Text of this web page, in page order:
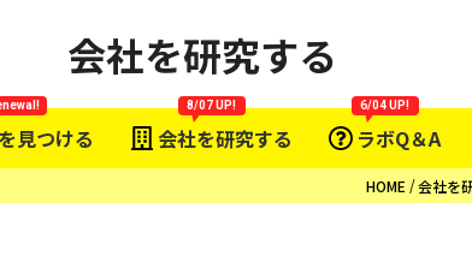
見つける 会社を研究する
8/07 UP!
ラボQ＆A
6/04 UP!
会社を研究する
HOME 会社を